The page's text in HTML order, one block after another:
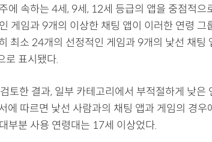
에 속하는 4세, 9세, 12세 등급의 앱을 중점적으
게임과 9개의 이상한 채팅 앱이 이러한 연령 그
최소 24개의 선정적인 게임과 9개의 낯선 채팅
로 표시됐다.
토한 결과, 일부 카테고리에서 부적절하게 낮은
에 따르면 낯선 사람과의 채팅 앱과 게임의 경
부분 사용 연령대는 17세 이상었다.